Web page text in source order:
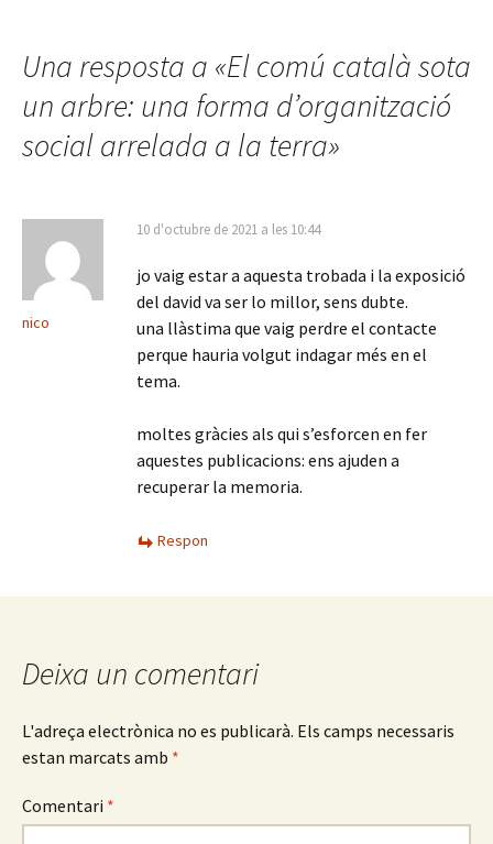
les
entrades
Una resposta a «El comú català sota
un arbre: una forma d’organització
social arrelada a la terra»
nico
10 d'octubre de 2021 a les 10:44
jo vaig estar a aquesta trobada i la exposició
del david va ser lo millor, sens dubte.
una llàstima que vaig perdre el contacte
perque hauria volgut indagar més en el
tema.
moltes gràcies als qui s’esforcen en fer
aquestes publicacions: ens ajuden a
recuperar la memoria.
Respon
Deixa un comentari
L'adreça electrònica no es publicarà. Els camps necessaris
estan marcats amb *
Comentari *